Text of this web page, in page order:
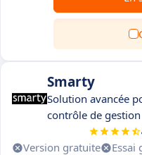
Smarty
Solution avancée
contrôle de gestion
Version gratuite Essai